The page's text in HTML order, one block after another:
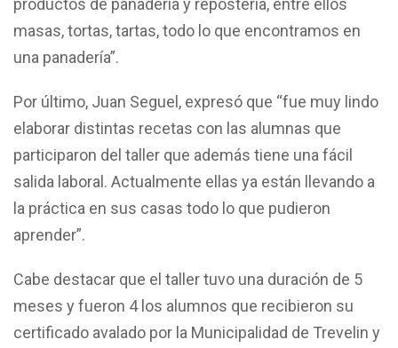
productos de panadería y repostería, entre ellos
masas, tortas, tartas, todo lo que encontramos en
una panadería”.
Por último, Juan Seguel, expresó que “fue muy lindo
elaborar distintas recetas con las alumnas que
participaron del taller que además tiene una fácil
salida laboral. Actualmente ellas ya están llevando a
la práctica en sus casas todo lo que pudieron
aprender”.
Cabe destacar que el taller tuvo una duración de 5
meses y fueron 4 los alumnos que recibieron su
certificado avalado por la Municipalidad de Trevelin y